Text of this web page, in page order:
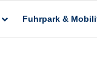
Fuhrpark &